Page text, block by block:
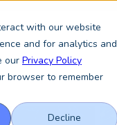
with our website
and for analytics and
our Privacy Policy
browser to remember
Decline